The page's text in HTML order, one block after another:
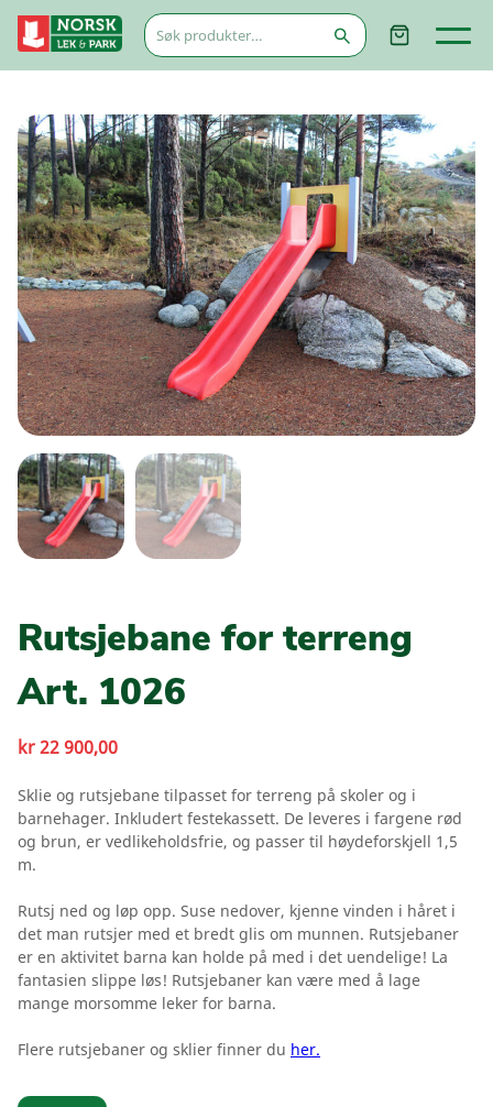
Søk
etter:
Rutsjebane for terreng
Art. 1026
kr22 900,00
Sklie og rutsjebane tilpasset for terreng på skoler og i
barnehager. Inkludert festekassett. De leveres i fargene rød
og brun, er vedlikeholdsfrie, og passer til høydeforskjell 1,5
m.
Rutsj ned og løp opp. Suse nedover, kjenne vinden i håret i
det man rutsjer med et bredt glis om munnen. Rutsjebaner
er en aktivitet barna kan holde på med i det uendelige! La
fantasien slippe løs! Rutsjebaner kan være med å lage
mange morsomme leker for barna.
Flere rutsjebaner og sklier finner du her.